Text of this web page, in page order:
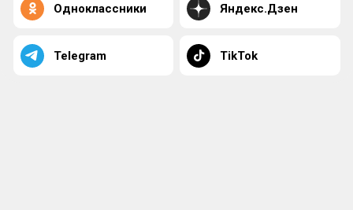
Одноклассники Яндекс.Дзен
Telegram TikTok